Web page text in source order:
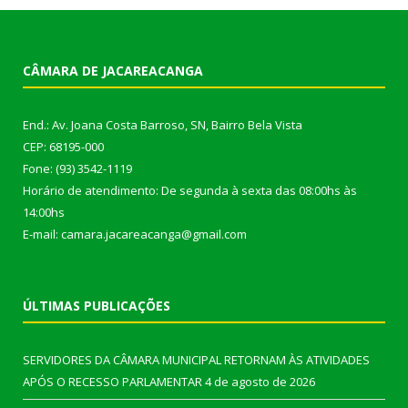
CÂMARA DE JACAREACANGA
End.: Av. Joana Costa Barroso, SN, Bairro Bela Vista
CEP: 68195-000
Fone: (93) 3542-1119
Horário de atendimento: De segunda à sexta das 08:00hs às
14:00hs
E-mail: camara.jacareacanga@gmail.com
ÚLTIMAS PUBLICAÇÕES
SERVIDORES DA CÂMARA MUNICIPAL RETORNAM ÀS ATIVIDADES
APÓS O RECESSO PARLAMENTAR4 de agosto de 2026